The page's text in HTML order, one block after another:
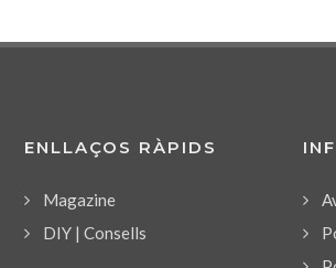
ENLLAÇOS RÀPIDS
Magazine
DIY | Consells